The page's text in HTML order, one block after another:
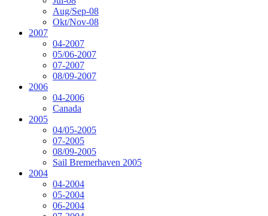
Aug/Sep-08
Okt/Nov-08
2007
04-2007
05/06-2007
07-2007
08/09-2007
2006
04-2006
Canada
2005
04/05-2005
07-2005
08/09-2005
Sail Bremerhaven 2005
2004
04-2004
05-2004
06-2004